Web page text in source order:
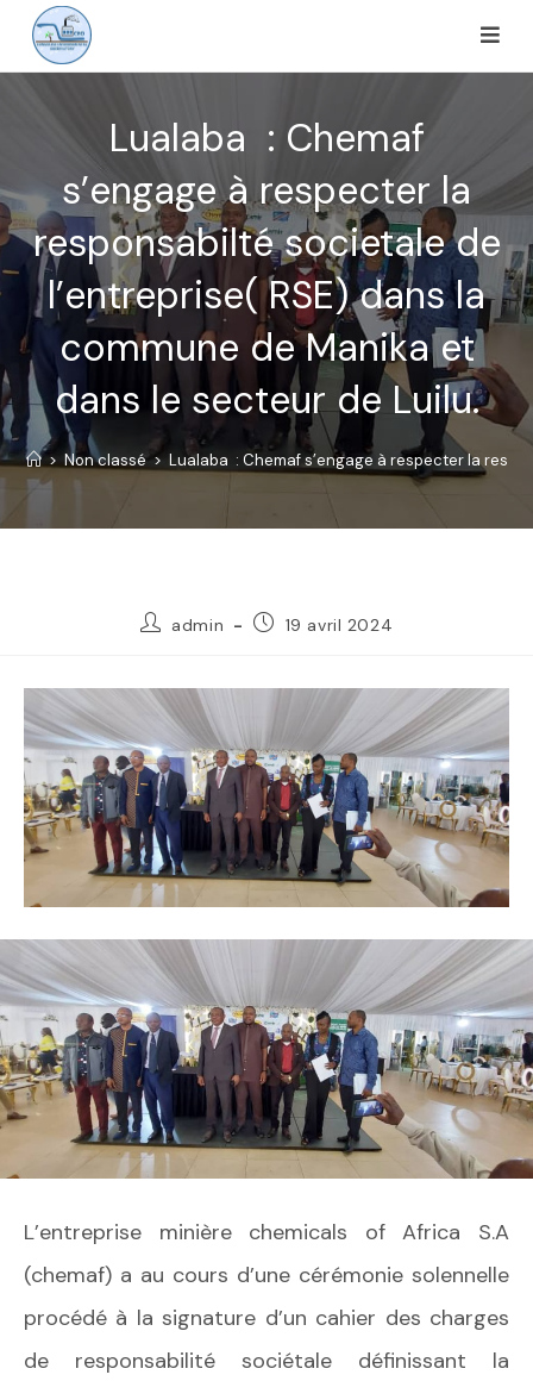
Lualaba : Chemaf
s’engage à respecter la
responsabilté societale de
l’entreprise( RSE) dans la
commune de Manika et
dans le secteur de Luilu.
> Non classé > Lualaba : Chemaf s’engage à respecter la
admin 19 avril 2024
L’entreprise minière chemicals of Africa S.A
(chemaf) a au cours d’une cérémonie solennelle
procédé à la signature d’un cahier des charges
de responsabilité sociétale définissant la